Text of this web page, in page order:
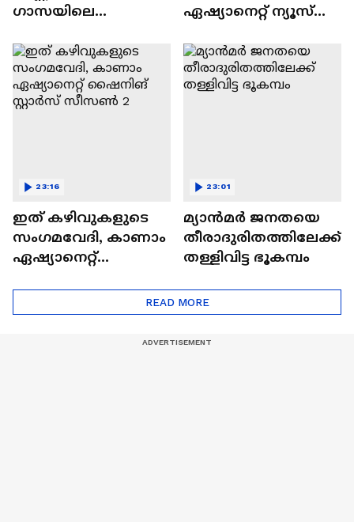
ഗാസയിലെ
കുഞ്ഞുങ്ങൾ
ഏഷ്യാനെറ്റ് ന്യൂസ്
സീസൺ 2
ഇത് കഴിവുകളുടെ
സംഗമവേദി, കാണാം
ഏഷ്യാനെറ്റ്
23:16
മ്യാൻമർ ജനതയെ
തീരാദുരിതത്തിലേക്ക്
തള്ളിവിട്ട ഭൂകമ്പം
23:01
READ MORE